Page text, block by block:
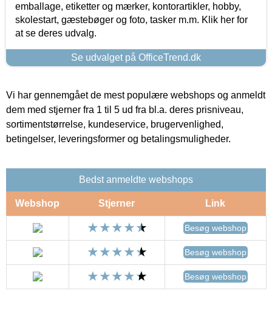
emballage, etiketter og mærker, kontorartikler, hobby,
skolestart, gæstebøger og foto, tasker m.m. Klik her for
at se deres udvalg.
Se udvalget på OfficeTrend.dk
Vi har gennemgået de mest populære webshops og anmeldt
dem med stjerner fra 1 til 5 ud fra bl.a. deres prisniveau,
sortimentstørrelse, kundeservice, brugervenlighed,
betingelser, leveringsformer og betalingsmuligheder.
Bedst anmeldte webshops
Webshop Stjerner Link
Besøg webshop
Besøg webshop
Besøg webshop